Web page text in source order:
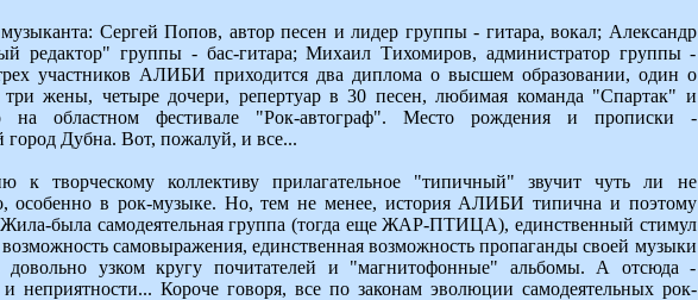
Сергей Попов, автор песен и лидер группы - гитара, вокал; Александр
редактор" группы - бас-гитара; Михаил Тихомиров, администратор группы -
участников АЛИБИ приходится два диплома о высшем образовании, один о
три жены, четыре дочери, репертуар в 30 песен, любимая команда "Спартак" и
на областном фестивале "Рок-автограф". Место рождения и прописки -
город Дубна. Вот, пожалуй, и все...
к творческому коллективу прилагательное "типичный" звучит чуть ли не
особенно в рок-музыке. Но, тем не менее, история АЛИБИ типична и поэтому
Жила-была самодеятельная группа (тогда еще ЖАР-ПТИЦА), единственный стимул
возможность самовыражения, единственная возможность пропаганды своей музыки
узком кругу почитателей и "магнитофонные" альбомы. А отсюда -
и неприятности... Короче говоря, все по законам эволюции самодеятельных рок-